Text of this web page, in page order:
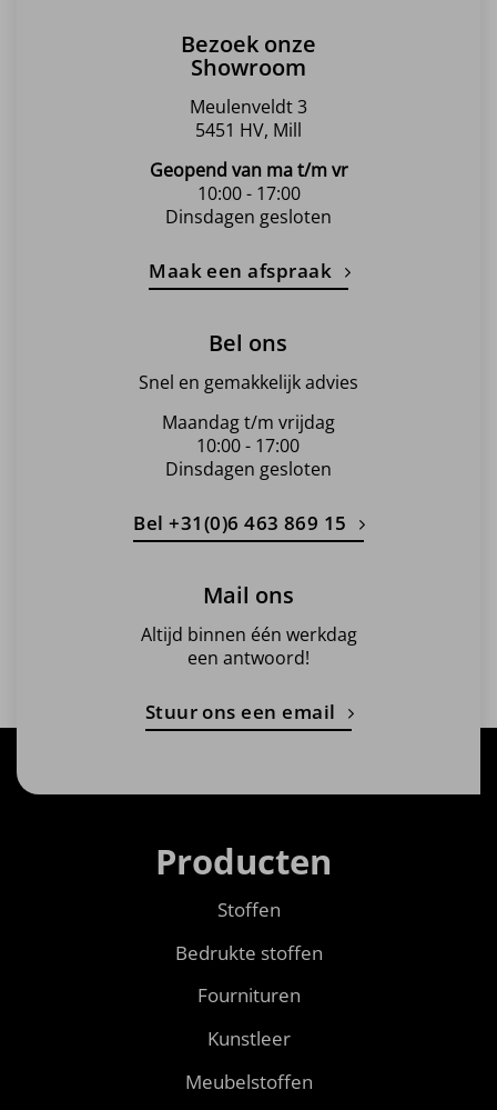
Bezoek onze
Showroom
Meulenveldt 3
5451 HV, Mill
Geopend van ma t/m vr
10:00 - 17:00
Dinsdagen gesloten
Maak een afspraak
Bel ons
Snel en gemakkelijk advies
Maandag t/m vrijdag
10:00 - 17:00
Dinsdagen gesloten
Bel +31(0)6 463 869 15
Mail ons
Altijd binnen één werkdag
een antwoord!
Stuur ons een email
Producten
Stoffen
Bedrukte stoffen
Fournituren
Kunstleer
Meubelstoffen